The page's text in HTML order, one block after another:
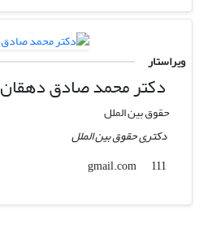
ویراستار
دکتر محمد صادق دهقان
حقوق بین الملل
دکتری حقوق بین الملل
gmail.com